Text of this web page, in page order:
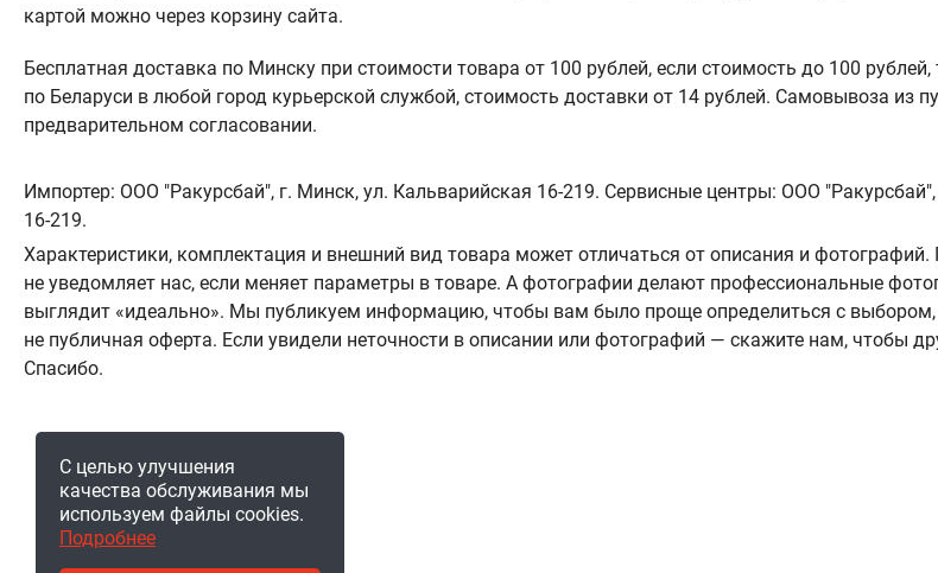
картой можно через корзину сайта.
Бесплатная доставка по Минску при стоимости товара от 100 рублей, если стоимость до 100
по Беларуси в любой город курьерской службой, стоимость доставки от 14 рублей. Самовывоза из
предварительном согласовании.
Импортер: ООО "Ракурсбай", г. Минск, ул. Кальварийская 16-219. Сервисные центры: ООО
16-219.
Характеристики, комплектация и внешний вид товара может отличаться от описания и фотографий.
не уведомляет нас, если меняет параметры в товаре. А фотографии делают профессиональные
выглядит «идеально». Мы публикуем информацию, чтобы вам было проще определиться с
не публичная оферта. Если увидели неточности в описании или фотографий — скажите нам, чтобы
Спасибо.
С целью улучшения
качества обслуживания мы
используем файлы cookies.
Подробнее